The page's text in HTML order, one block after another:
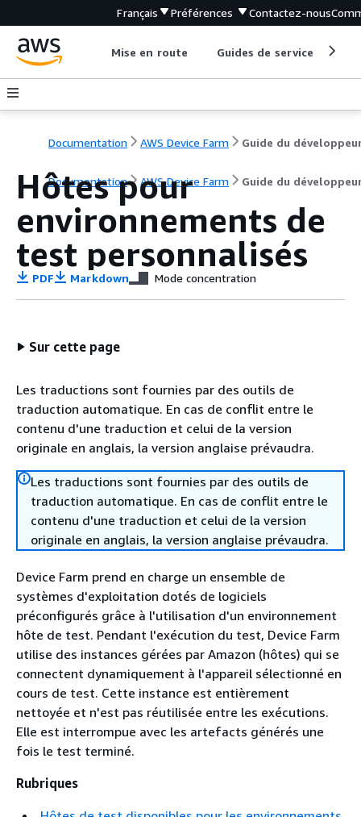
Français Préférences Contactez-nous
Mise en route Guides de service
Documentation AWS Device Farm Guide du
Documentation AWS Device Farm Guide du
Hôtes pour
environnements de
test personnalisés
PDF Markdown Mode concentration
Sur cette page
Les traductions sont fournies par des outils de
traduction automatique. En cas de conflit entre le
contenu d'une traduction et celui de la version
originale en anglais, la version anglaise prévaudra.
Les traductions sont fournies par des outils de
traduction automatique. En cas de conflit entre le
contenu d'une traduction et celui de la version
originale en anglais, la version anglaise prévaudra.
Device Farm prend en charge un ensemble de
systèmes d'exploitation dotés de logiciels
préconfigurés grâce à l'utilisation d'un environnement
hôte de test. Pendant l'exécution du test, Device Farm
utilise des instances gérées par Amazon (hôtes) qui se
connectent dynamiquement à l'appareil sélectionné en
cours de test. Cette instance est entièrement
nettoyée et n'est pas réutilisée entre les exécutions.
Elle est interrompue avec les artefacts générés une
fois le test terminé.
Rubriques